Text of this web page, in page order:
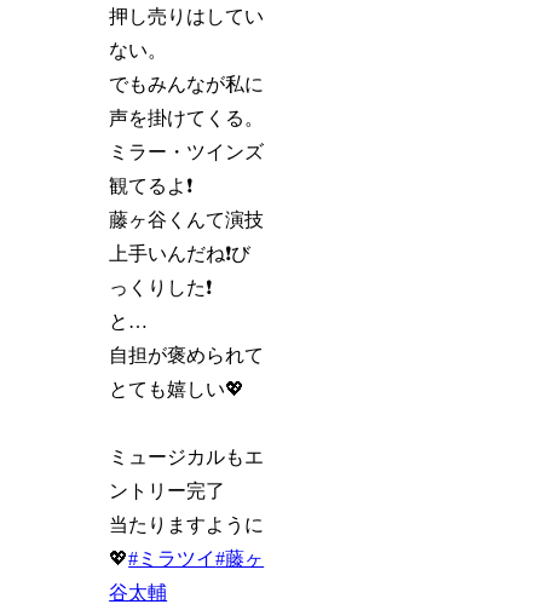
押し売りはしてい
ない。
でもみんなが私に
声を掛けてくる。
ミラー・ツインズ
観てるよ❗️
藤ヶ谷くんて演技
上手いんだね❗️び
っくりした❗️
と…
自担が褒められて
とても嬉しい💖
ミュージカルもエ
ントリー完了
当たりますように
💖#ミラツイ#藤ヶ
谷太輔